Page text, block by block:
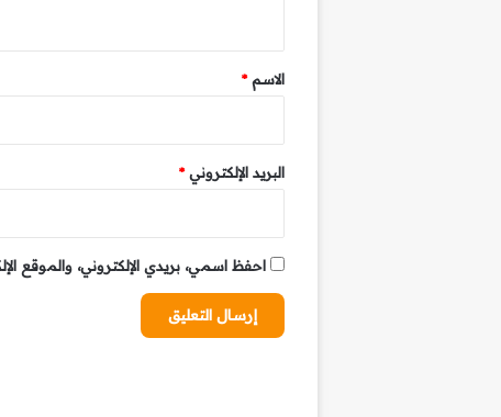
*
الاسم*
البريد الإلكتروني*
احفظ اسمي، بريدي الإلكتروني، والموقع